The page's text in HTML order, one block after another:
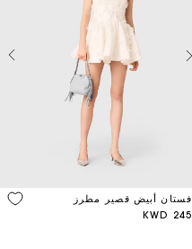
فستان أبيض قصير مطرز
245 KWD